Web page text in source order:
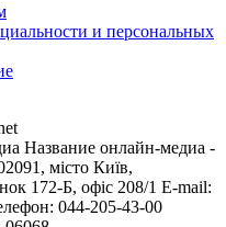
и персональных
Название онлайн-медиа -
місто Київ,
172-Б, офіс 208/1 E-mail:
044-205-43-00